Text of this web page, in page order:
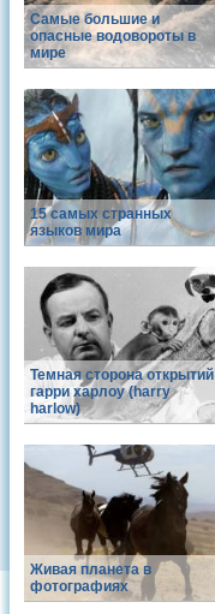
Самые большие и
опасные водовороты в
мире
15 самых странных
языков мира
Темная сторона открытий
гарри харлоу (harry
harlow)
Живая планета в
фотографиях